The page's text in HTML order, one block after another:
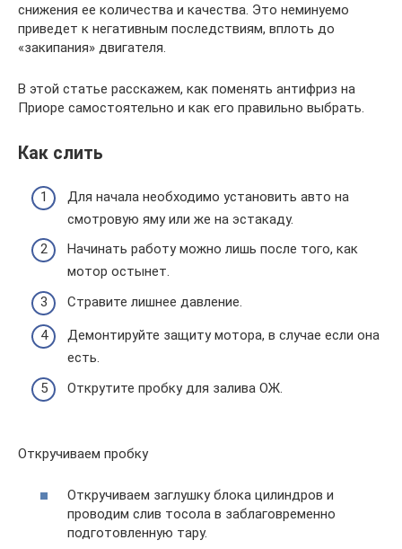
снижения ее количества и качества. Это неминуемо
приведет к негативным последствиям, вплоть до
«закипания» двигателя.
В этой статье расскажем, как поменять антифриз на
Приоре самостоятельно и как его правильно выбрать.
Как слить
Для начала необходимо установить авто на
смотровую яму или же на эстакаду.
Начинать работу можно лишь после того, как
мотор остынет.
Стравите лишнее давление.
Демонтируйте защиту мотора, в случае если она
есть.
Открутите пробку для залива ОЖ.
Откручиваем пробку
Откручиваем заглушку блока цилиндров и
проводим слив тосола в заблаговременно
подготовленную тару.